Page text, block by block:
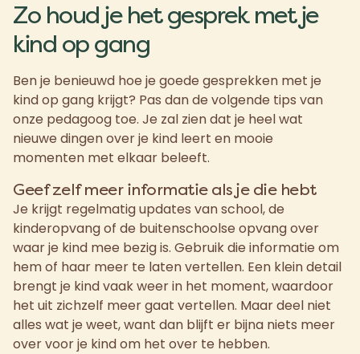
Zo houd je het gesprek met je
kind op gang
Ben je benieuwd hoe je goede gesprekken met je
kind op gang krijgt? Pas dan de volgende tips van
onze pedagoog toe. Je zal zien dat je heel wat
nieuwe dingen over je kind leert en mooie
momenten met elkaar beleeft.
Geef zelf meer informatie als je die hebt
Je krijgt regelmatig updates van school, de
kinderopvang of de buitenschoolse opvang over
waar je kind mee bezig is. Gebruik die informatie om
hem of haar meer te laten vertellen. Een klein detail
brengt je kind vaak weer in het moment, waardoor
het uit zichzelf meer gaat vertellen. Maar deel niet
alles wat je weet, want dan blijft er bijna niets meer
over voor je kind om het over te hebben.